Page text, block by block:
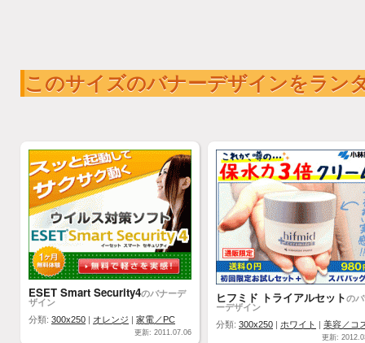
このサイズのバナーデザインをラン
ESET Smart Security4のバナーデ
ザイン
分類: 300x250 オレンジ 家電／PC
更新: 2011.07.06
ヒフミド トライアルセットの
ーデザイン
分類: 300x250 ホワイト 美容／コ
更新: